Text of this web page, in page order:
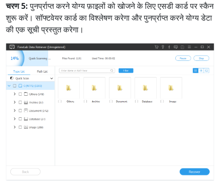
चरण 5:पुनर्प्राप्त करने योग्य फ़ाइलों को खोजने के लिए एसडी कार्ड पर स्कैन
शुरू करें। सॉफ्टवेयर कार्ड का विश्लेषण करेगा और पुनर्प्राप्त करने योग्य डेटा
की एक सूची प्रस्तुत करेगा।
Deutsche
Français
Italiano